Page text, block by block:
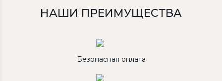
НАШИ ПРЕИМУЩЕСТВА
Безопасная оплата